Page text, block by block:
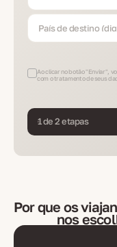
Ao clicar no botão "Enviar",
com o tratamento de seus
1 de 2 etapas
Por que os
nos